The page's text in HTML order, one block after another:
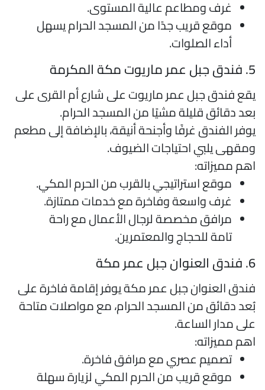
غرف ومطاعم عالية المستوى.
موقع قريب جدًا من المسجد الحرام يسهل
أداء الصلوات.
فندق جبل عمر ماريوت على شارع أم القرى على
دقائق قليلة مشيًا من المسجد الحرام.
الفندق غرفًا وأجنحة أنيقة، بالإضافة إلى مطعم
يلبي احتياجات الضيوف.
مميزاته:
موقع استراتيجي بالقرب من الحرم المكي.
غرف واسعة وفاخرة مع خدمات ممتازة.
مرافق مخصصة لرجال الأعمال مع راحة
تامة للحجاج والمعتمرين.
العنوان جبل عمر مكة يوفر إقامة فاخرة على
دقائق من المسجد الحرام، مع مواصلات متاحة
مدار الساعة.
مميزاته:
تصميم عصري مع مرافق فاخرة.
موقع قريب من الحرم المكي لزيارة سهلة